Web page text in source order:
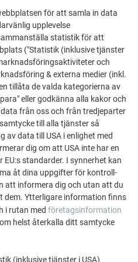
hur mångsidigt
fler imponerande
aluminiumlösningar för
för att samla in data
upplevelse
statistik för att
("Statistik (inklusive tjänster
och
& externa medier (inkl.
tillåta de valda kategorierna av
eller godkänna alla kakor och
från oss och från tredjeparter
till alla tjänster så
av data till USA i enlighet med
dig om att USA inte har en
standarder. I synnerhet kan
åt dina uppgifter för kontroll-
att informera dig och utan att du
dem. Ytterligare information finns
i rutan med företagsinformation
helst återkalla ditt samtycke
(inklusive tjänster i USA)